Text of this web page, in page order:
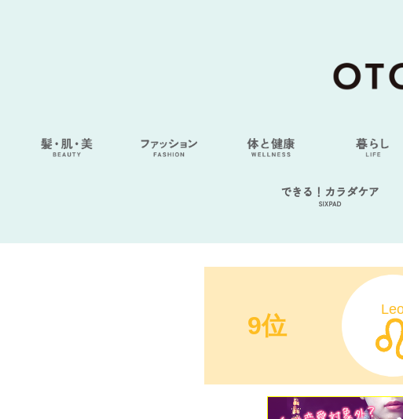
できる！カラダケア
SIXPAD
9位